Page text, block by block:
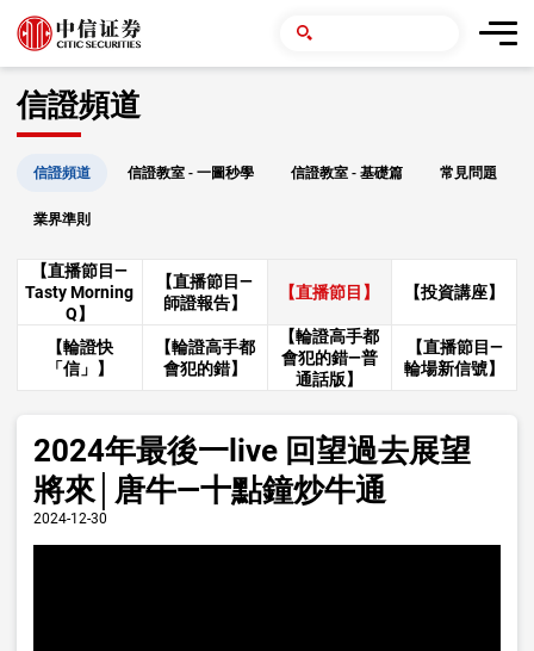
信證頻道
信證頻道 信證教室 - 一圖秒學 信證教室 - 基礎篇 常見問題
業界準則
【直播節目—
Tasty Morning
Q】
【直播節目—
師證報告】
【直播節目】 【投資講座】
【輪證快
「信」】
【輪證高手都
會犯的錯】
【輪證高手都
會犯的錯—普
通話版】
【直播節目—
輪場新信號】
2024年最後一live 回望過去展望
將來│唐牛—十點鐘炒牛通
2024-12-30